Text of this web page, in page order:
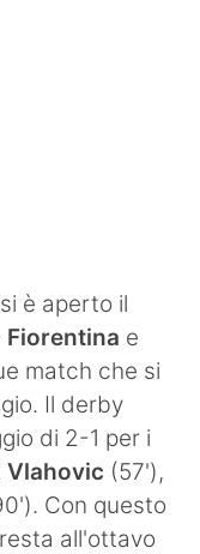
è aperto il
Fiorentina e
match che si
Il derby
di 2-1 per i
Vlahovic (57'),
Con questo
all'ottavo